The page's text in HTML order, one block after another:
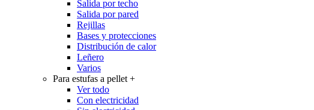
Salida por techo
Salida por pared
Rejillas
Bases y protecciones
Distribución de calor
Leñero
Varios
Para estufas a pellet +
Ver todo
Con electricidad